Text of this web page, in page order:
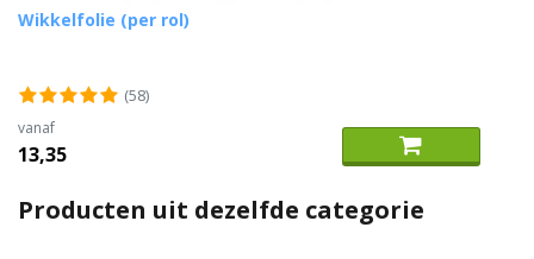
Wikkelfolie (per rol)
(58)
vanaf
13,35
Producten uit dezelfde categorie